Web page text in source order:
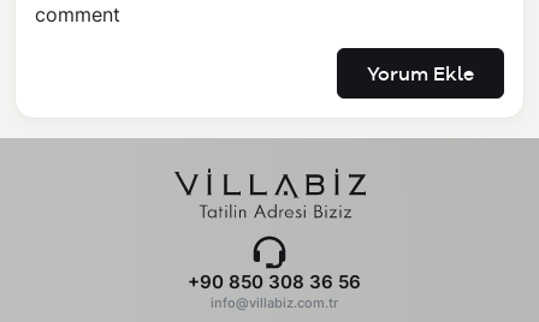
comment
Yorum Ekle
+90 850 308 36 56
info@villabiz.com.tr